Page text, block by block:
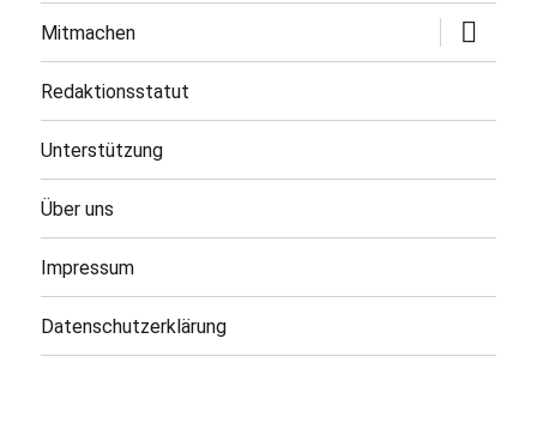
Mitmachen
öffnen
Redaktionsstatut
Unterstützung
Über uns
Impressum
Datenschutzerklärung